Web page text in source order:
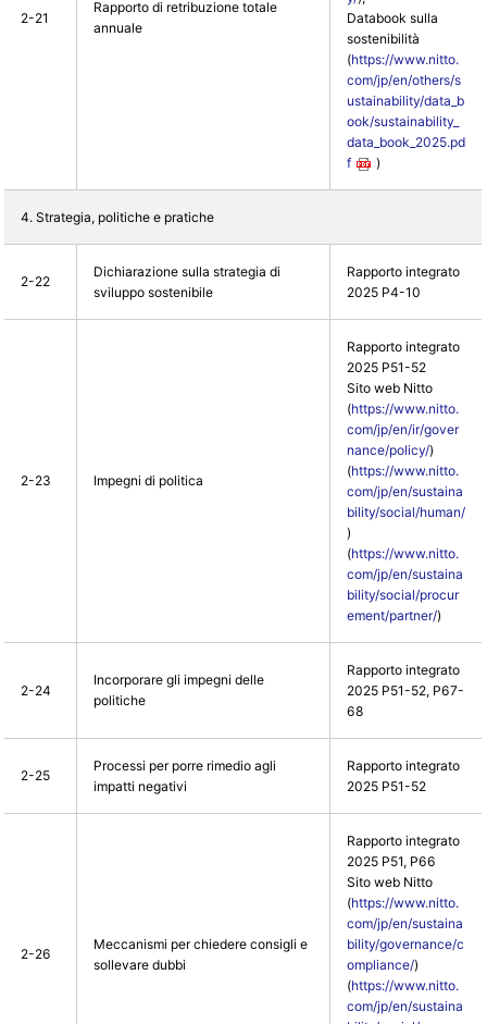
2-21
Rapporto di retribuzione totale
annuale
Databook sulla
sostenibilità
(https://www.nitto.
com/jp/en/others/s
ustainability/data_b
ook/sustainability_
data_book_2025.pd
f
)
4. Strategia, politiche e pratiche
2-22
Dichiarazione sulla strategia di
sviluppo sostenibile
Rapporto integrato
2025 P4-10
2-23 Impegni di politica
Rapporto integrato
2025 P51-52
Sito web Nitto
(https://www.nitto.
com/jp/en/ir/gover
nance/policy/)
(https://www.nitto.
com/jp/en/sustaina
bility/social/human/
)
(https://www.nitto.
com/jp/en/sustaina
bility/social/procur
ement/partner/)
2-24
Incorporare gli impegni delle
politiche
Rapporto integrato
2025 P51-52, P67-
68
2-25
Processi per porre rimedio agli
impatti negativi
Rapporto integrato
2025 P51-52
2-26
Meccanismi per chiedere consigli e
sollevare dubbi
Rapporto integrato
2025 P51, P66
Sito web Nitto
(https://www.nitto.
com/jp/en/sustaina
bility/governance/c
ompliance/)
(https://www.nitto.
com/jp/en/sustaina